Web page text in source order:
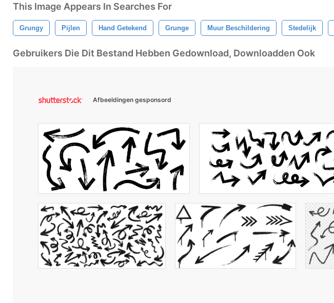
This Image Appears In Searches For
Grungy Pijlen Hand Getekend Grunge Muur Beschildering Stedelijk
Gebruikers Die Dit Bestand Hebben Gedownload, Downloadden Ook
Afbeeldingen gesponsord